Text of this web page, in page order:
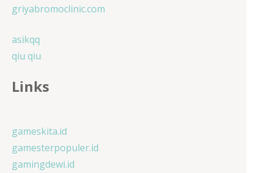
griyabromoclinic.com
asikqq
qiu qiu
Links
gameskita.id
gamesterpopuler.id
gamingdewi.id